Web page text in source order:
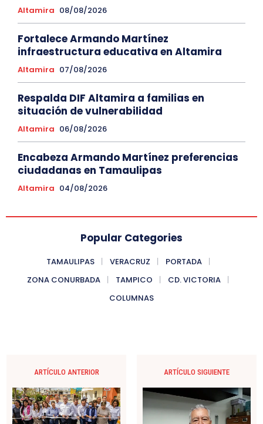
Altamira 08/08/2026
Fortalece Armando Martínez
infraestructura educativa en Altamira
Altamira 07/08/2026
Respalda DIF Altamira a familias en
situación de vulnerabilidad
Altamira 06/08/2026
Encabeza Armando Martínez preferencias
ciudadanas en Tamaulipas
Altamira 04/08/2026
Popular Categories
TAMAULIPAS VERACRUZ
PORTADA
ZONA CONURBADA
TAMPICO
CD. VICTORIA
COLUMNAS
ARTÍCULO ANTERIOR ARTÍCULO SIGUIENTE